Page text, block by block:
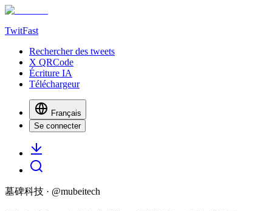
TwitFast
Rechercher des tweets
X QRCode
Écriture IA
Téléchargeur
Français
Se connecter
墓碑科技 · @mubeitech